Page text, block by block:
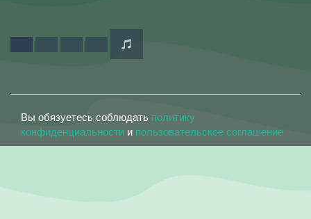
Вы обязуетесь соблюдать политику
конфиденциальности и пользовательское соглашение